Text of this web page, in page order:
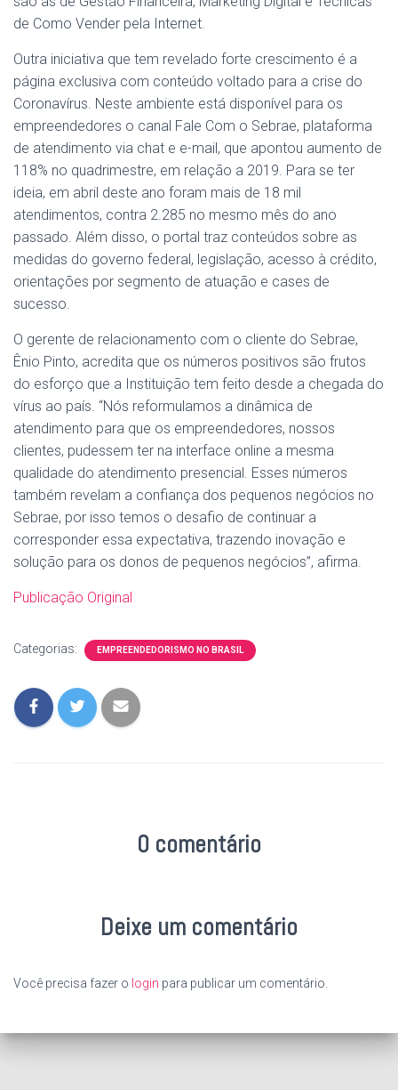
de Como Vender pela Internet.
Outra iniciativa que tem revelado forte crescimento é a
página exclusiva com conteúdo voltado para a crise do
Coronavírus. Neste ambiente está disponível para os
empreendedores o canal Fale Com o Sebrae, plataforma
de atendimento via chat e e-mail, que apontou aumento de
118% no quadrimestre, em relação a 2019. Para se ter
ideia, em abril deste ano foram mais de 18 mil
atendimentos, contra 2.285 no mesmo mês do ano
passado. Além disso, o portal traz conteúdos sobre as
medidas do governo federal, legislação, acesso à crédito,
orientações por segmento de atuação e cases de
sucesso.
O gerente de relacionamento com o cliente do Sebrae,
Ênio Pinto, acredita que os números positivos são frutos
do esforço que a Instituição tem feito desde a chegada do
vírus ao país. “Nós reformulamos a dinâmica de
atendimento para que os empreendedores, nossos
clientes, pudessem ter na interface online a mesma
qualidade do atendimento presencial. Esses números
também revelam a confiança dos pequenos negócios no
Sebrae, por isso temos o desafio de continuar a
corresponder essa expectativa, trazendo inovação e
solução para os donos de pequenos negócios”, afirma.
Publicação Original
Categorias: EMPREENDEDORISMO NO BRASIL
0 comentário
Deixe um comentário
Você precisa fazer o login para publicar um comentário.